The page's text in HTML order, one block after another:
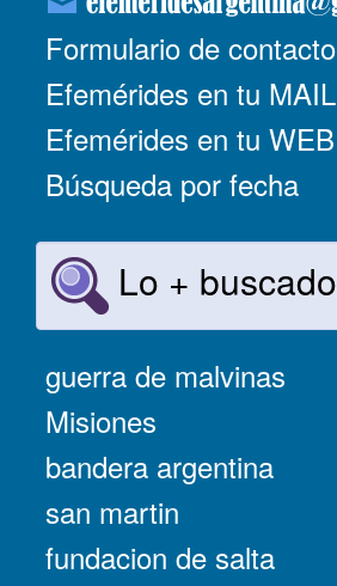
Formulario de contacto
Efemérides en tu MAIL
Efemérides en tu WEB
Búsqueda por fecha
Lo + buscado
guerra de malvinas
Misiones
bandera argentina
san martin
fundacion de salta